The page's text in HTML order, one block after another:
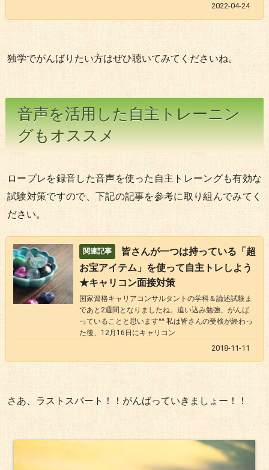
2022-04-24
独学でがんばりたい方はぜひ聴いてみてくださいね。
音声を活用した自主トレーニン
グもオススメ
ロープレを録音した音声を使った自主トレーングも有効な
試験対策ですので、下記の記事を参考に取り組んでみてく
ださい。
皆さんが一つは持っている「超
お宝アイテム」を使って自主トレしよう
★キャリコン面接対策
国家資格キャリアコンサルタントの学科＆論述試験ま
であと2週間となりましたね。追い込み勉強、がんば
っていることと思います^^ 私は皆さんの受検が終わっ
た後、12月16日にキャリコン
2018-11-11
さあ、ラストスパート！！がんばっていきましょー！！